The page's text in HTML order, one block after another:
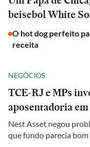
beisebol White
O hot dog perfeito
receita
NEGÓCIOS
TCE-RJ e MPs
aposentadoria
Nest Asset negou
que fundo parecia bom